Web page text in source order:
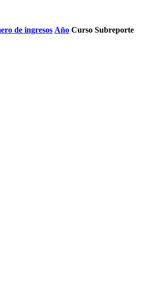
de ingresos Año Curso Subreporte